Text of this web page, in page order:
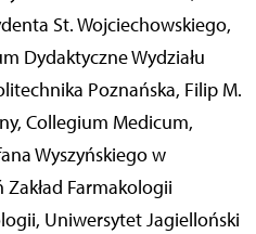
St. Wojciechowskiego,
Dydaktyczne Wydziału
Poznańska, Filip M.
Collegium Medicum,
Wyszyńskiego w
Zakład Farmakologii
Uniwersytet Jagielloński